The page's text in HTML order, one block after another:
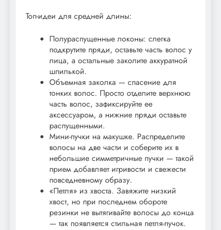
Топ-идеи для средней длины:
Полураспущенные локоны: слегка
подкрутите пряди, оставьте часть волос у
лица, а остальные заколите аккуратной
шпилькой.
Объемная заколка — спасение для
тонких волос. Просто отделите верхнюю
часть волос, зафиксируйте ее
аксессуаром, а нижние пряди оставьте
распущенными.
Мини-пучки на макушке. Распределите
волосы на две части и соберите их в
небольшие симметричные пучки — такой
прием добавляет игривости и свежести
повседневному образу.
«Петля» из хвоста. Завяжите низкий
хвост, но при последнем обороте
резинки не вытягивайте волосы до конца
— так появляется стильная петля-пучок.